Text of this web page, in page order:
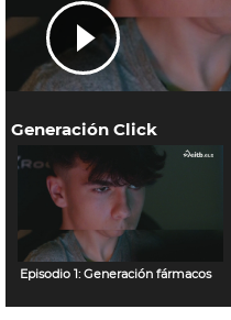
Generación Click
Episodio 1: Generación fármacos